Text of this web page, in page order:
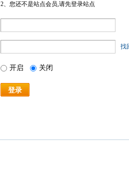
2、您还不是站点会员,请先登录站点
找
开启 关闭
登录